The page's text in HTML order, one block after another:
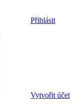
Přihlásit
Vytvořit účet